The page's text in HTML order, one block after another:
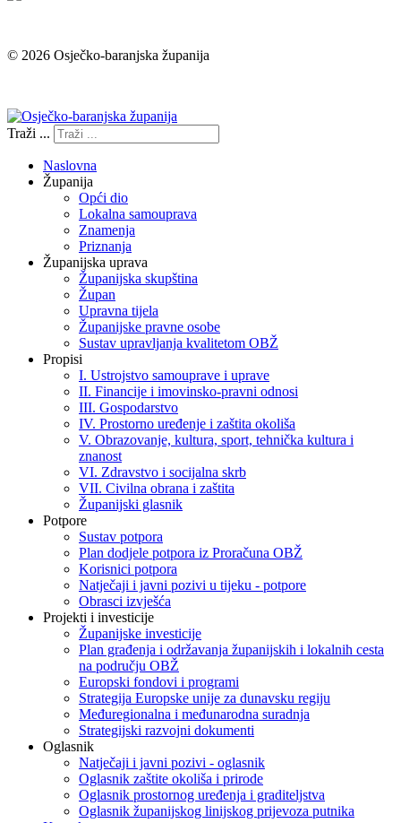
© 2026 Osječko-baranjska županija
Traži ...
Naslovna
Županija
Opći dio
Lokalna samouprava
Znamenja
Priznanja
Županijska uprava
Županijska skupština
Župan
Upravna tijela
Županijske pravne osobe
Sustav upravljanja kvalitetom OBŽ
Propisi
I. Ustrojstvo samouprave i uprave
II. Financije i imovinsko-pravni odnosi
III. Gospodarstvo
IV. Prostorno uređenje i zaštita okoliša
V. Obrazovanje, kultura, sport, tehnička kultura i
znanost
VI. Zdravstvo i socijalna skrb
VII. Civilna obrana i zaštita
Županijski glasnik
Potpore
Sustav potpora
Plan dodjele potpora iz Proračuna OBŽ
Korisnici potpora
Natječaji i javni pozivi u tijeku - potpore
Obrasci izvješća
Projekti i investicije
Županijske investicije
Plan građenja i održavanja županijskih i lokalnih cesta
na području OBŽ
Europski fondovi i programi
Strategija Europske unije za dunavsku regiju
Međuregionalna i međunarodna suradnja
Strategijski razvojni dokumenti
Oglasnik
Natječaji i javni pozivi - oglasnik
Oglasnik zaštite okoliša i prirode
Oglasnik prostornog uređenja i graditeljstva
Oglasnik županijskog linijskog prijevoza putnika